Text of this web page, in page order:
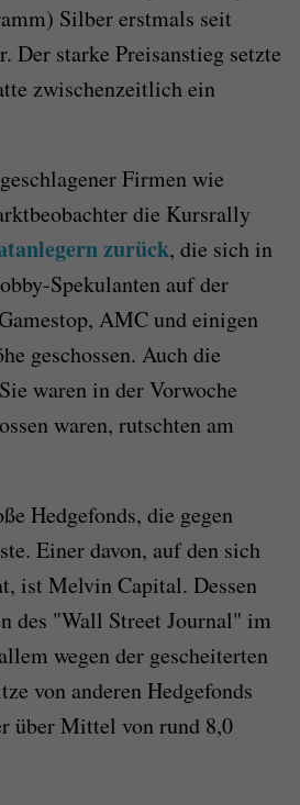
Silber erstmals seit
Der starke Preisanstieg setzte
zwischenzeitlich ein
Firmen wie
die Kursrally
zurück, die sich in
Spekulanten auf der
AMC und einigen
geschossen. Auch die
waren in der Vorwoche
waren, rutschten am
Hedgefonds, die gegen
Einer davon, auf den sich
ist Melvin Capital. Dessen
des "Wall Street Journal" im
wegen der gescheiterten
von anderen Hedgefonds
über Mittel von rund 8,0